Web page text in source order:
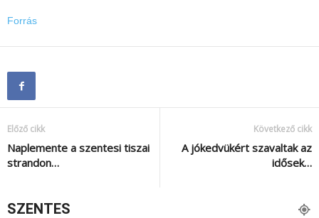
Forrás
Előző cikk
Naplemente a szentesi tiszai
strandon…
Következő cikk
A jókedvükért szavaltak az
idősek…
SZENTES